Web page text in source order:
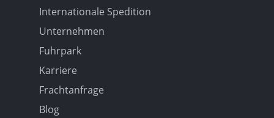
Internationale Spedition
Unternehmen
Fuhrpark
Karriere
Frachtanfrage
Blog